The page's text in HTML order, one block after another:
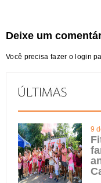
Deixe um
Você precisa fazer o login
9